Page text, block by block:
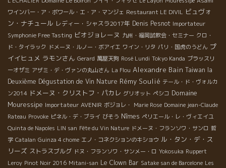
ワインバー・ア・ボワール・エ・ア・マンジェ Restaurant LE DIVIL ビュヴォ
ン・ナチュール レディー・シャスラ2017年 Denis Pesnot Importateur
Symphonie Free Tasting ビオジョレーヌ 九州・福岡試飲会・セミナー クロ・
ド・タイラック ドメーヌ・ルノー・ボアイエ ワイン・リタ パリ・国虎のうどん プ
イイヒュメ ラモンさん Gerard 萬屋天狗 Rosé Lundi Tokyo Kanda ブラッスリ
ーオザミ アザミ・デ・ヴァンの丸山さん La Flou Alexandre Bain Taiwan la
Deuxième Dégustation de Vin Nature Rémy Soulié テール・ド・ヴォルカ
ン2014 ドメーヌ・クリストフ・パカレ グリオット ペシコ Domaine
Mouressipe Importateur AVENIR ボジョレ・ Marie Rose Domaine jean-Claude
Rateau Provoke ピネル・デ・ブライ びそう Nîmes ペリエール・レ・ヴィエイユ
Quinta de Napoles LIN san Fête du Vin Nature ドメーヌ・フランソワ・サンロ 哲
学 Catalan Guinza 4 chome エノ・コネクションのキショウ ル・タン・デ・ス
リーズ ストラスブルグ ドヌ・フランソワ・サンメー・ロ Yokosuka Ruppert
Leroy Pinot Noir 2016 Mitani-san Le Clown Bar Satake san de Barcelone Les